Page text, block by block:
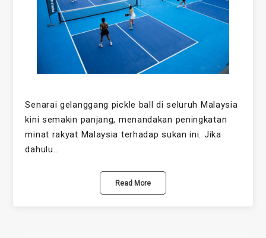
Senarai gelanggang pickle ball di seluruh Malaysia
kini semakin panjang, menandakan peningkatan
minat rakyat Malaysia terhadap sukan ini. Jika
dahulu…
Read More